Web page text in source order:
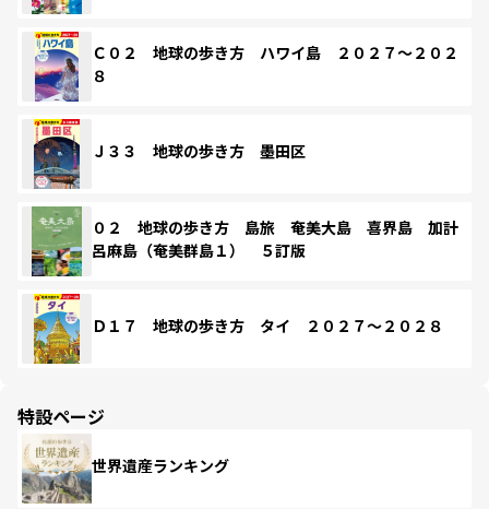
Ｃ０２ 地球の歩き方 ハワイ島 ２０２７～２０２
８
Ｊ３３ 地球の歩き方 墨田区
０２ 地球の歩き方 島旅 奄美大島 喜界島 加計
呂麻島（奄美群島１） ５訂版
Ｄ１７ 地球の歩き方 タイ ２０２７～２０２８
特設ページ
世界遺産ランキング